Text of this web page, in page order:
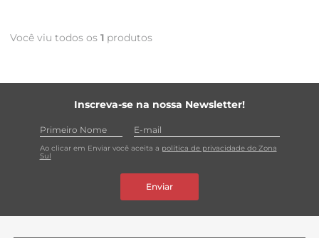
Você viu todos os 1 produtos
Inscreva-se na nossa Newsletter!
Ao clicar em Enviar você aceita a política de privacidade do Zona
Sul
Enviar